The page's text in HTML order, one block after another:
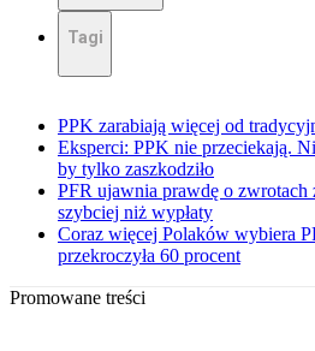
Tagi
PPK zarabiają więcej od
Eksperci: PPK nie przeciekają.
by tylko zaszkodziło
PFR ujawnia prawdę o zwrotach
szybciej niż wypłaty
Coraz więcej Polaków wybiera
przekroczyła 60 procent
Promowane treści